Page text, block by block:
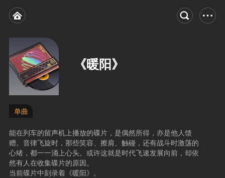
《暖阳》
单曲
能在列车的留声机上播放的碟片，是偶然所得，亦是他人馈
赠。音律飞旋时，那些笑容、擦肩、触碰，还有战斗时激荡的
心绪，都一一涌上心头。或许这就是时代飞速发展向前，却依
然有人在收集碟片的原因。
当前碟片中刻录着《暖阳》。